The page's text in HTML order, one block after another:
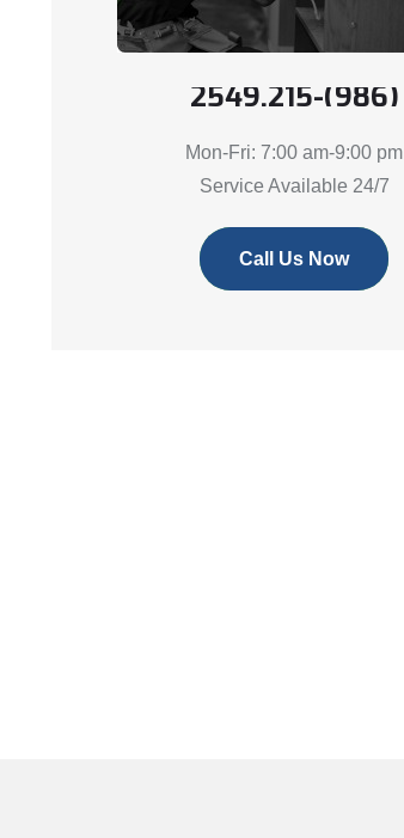
(986)-2549.215
Mon-Fri: 7:00 am-9:00 pm
24/7 Service Available
Call Us Now